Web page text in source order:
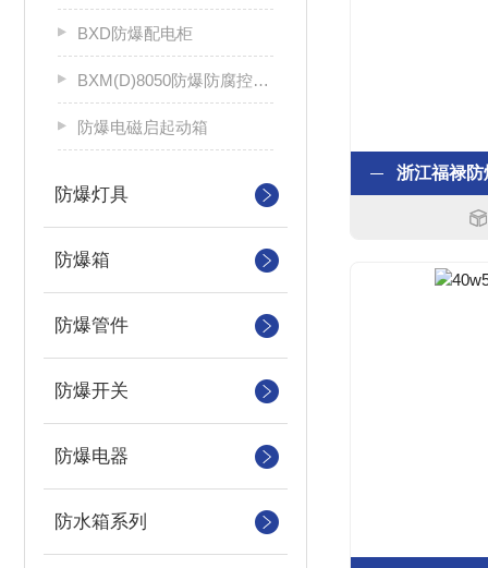
BXD防爆配电柜
BXM(D)8050防爆防腐控制配电箱
防爆电磁启起动箱
防爆灯具
防爆箱
防爆管件
防爆开关
防爆电器
防水箱系列